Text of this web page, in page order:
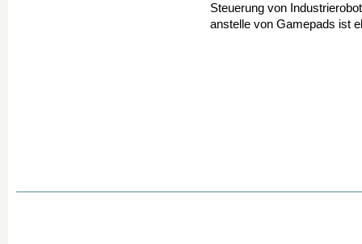
Steuerung von
anstelle von Gamepads ist